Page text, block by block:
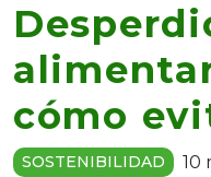
cómo
SOSTENIBILIDAD 10